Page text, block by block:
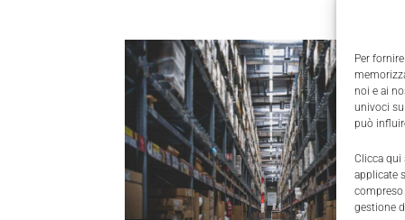
Per
noi e ai
univoci
può
Clicca qui
applicate
gestione